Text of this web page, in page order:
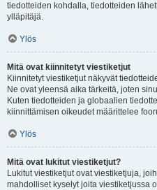
tiedotteiden kohdalla, tiedotteiden
ylläpitäjä.
Ylös
Mitä ovat kiinnitetyt viestiketjut
Kiinnitetyt viestiketjut näkyvät
Ne ovat yleensä aika tärkeitä, joten
Kuten tiedotteiden ja globaalien
kiinnittämisen oikeudet määrittelee
Ylös
Mitä ovat lukitut viestiketjut?
Lukitut viestiketjut ovat viestiketjuja,
mahdolliset kyselyt joita viestiketjussa